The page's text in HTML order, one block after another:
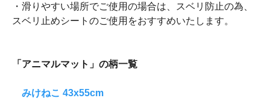
・滑りやすい場所でご使用の場合は、スベリ防止の為、
スベリ止めシートのご使用をおすすめいたします。
「アニマルマット」の柄一覧
みけねこ 43x55cm